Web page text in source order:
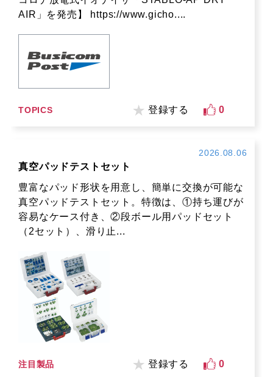
AIR」を発売】 https://www.gicho....
TOPICS 登録する 0
2026.08.06
真空パッドテストセット
豊富なパッド形状を用意し、簡単に交換が可能な
真空パッドテストセット。特徴は、①持ち運びが
容易なケース付き、②段ボール用パッドセット
（2セット）、滑り止...
注目製品 登録する 0